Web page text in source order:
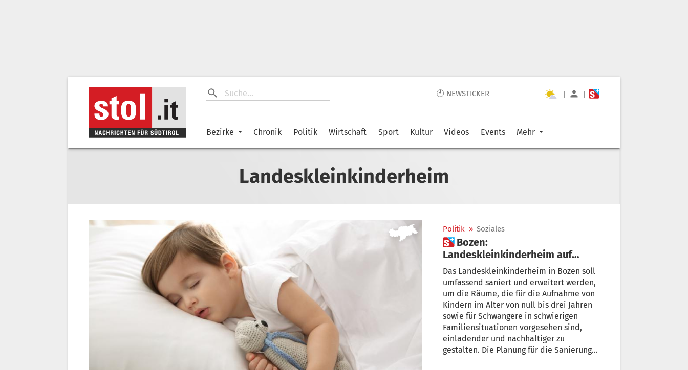
🕙 NEWSTICKER | |
Bezirke Chronik Politik Wirtschaft Sport Kultur Videos Events Mehr
Landeskleinkinderheim
Politik » Soziales
 Bozen:
Landeskleinkinderheim auf
Vordermann bringen
Das Landeskleinkinderheim in Bozen soll
umfassend saniert und erweitert werden,
um die Räume, die für die Aufnahme von
Kindern im Alter von null bis drei Jahren
sowie für Schwangere in schwierigen
Familiensituationen vorgesehen sind,
einladender und nachhaltiger zu
gestalten. Die Planung für die Sanierung